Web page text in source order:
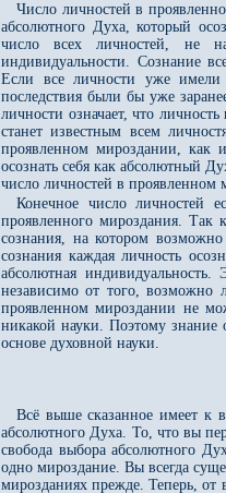
Число личностей в
абсолютного Духа, который
число всех личностей, не
индивидуальности. Сознание
Если все личности уже имели
последствия были бы уже
личности означает, что
станет известным всем
проявленном мироздании, как
осознать себя как абсолютный
число личностей в проявленном
Конечное число личностей
проявленного мироздания. Так
сознания, на котором
сознания каждая личность
абсолютная
независимо от того, возможно
проявленном мироздании не
никакой науки. Поэтому знание
основе духовной науки.
Всё выше сказанное имеет к
абсолютного Духа. То, что вы
свобода выбора абсолютного
одно мироздание. Вы всегда
мирозданиях прежде. Теперь, от